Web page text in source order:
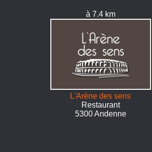
à 7.4 km
L'Arène des sens
Restaurant
5300 Andenne